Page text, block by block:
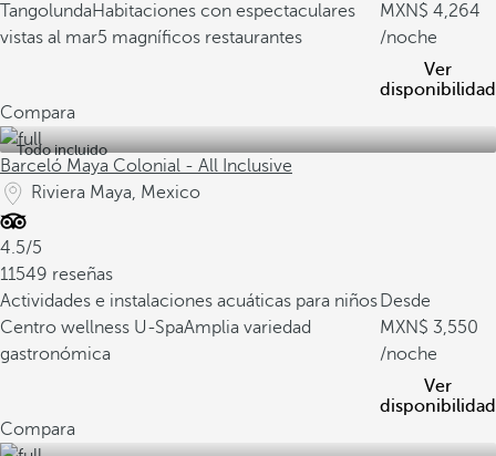
TangolundaHabitaciones con espectaculares
vistas al mar5 magníficos restaurantes
4,264
/noche
Ver
disponibilidad
Compara
Todo incluido
Barceló Maya Colonial - All Inclusive
Riviera Maya, Mexico
4.5/5
11549 reseñas
Actividades e instalaciones acuáticas para niños
Centro wellness U-SpaAmplia variedad
gastronómica
Desde
3,550
/noche
Ver
disponibilidad
Compara